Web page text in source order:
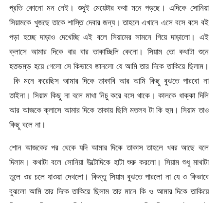
প্রতি কোনো মন নেই। শুধুই মেয়েটার কথা মনে পড়ছে। এদিকে সোনিয়া
সিয়ামকে খুজছে তাকে শাস্তি দেবার জন্য। তাহলে এখানে এসে বসে বসে বই
পড়া হচ্ছে দাড়াও দেখেচ্ছি এই বলে সিয়ামের সামনে গিয়ে দাড়ালো। এই
ক্লাসে আমার দিকে বার বার তাকাচ্ছিলি কেনো। সিয়াম তো কথাটা শুনে
হতভম্ভ হয়ে গেলো সে কিভাবে জানলো যে আমি তার দিকে তাকিয়ে ছিলাম।
কি মনে করেছিস আমার দিকে তাকাবি আর আমি কিছু বুঝতে পারবো না
তাইনা। সিয়াম কিছু না বলে মাথা নিচু করে বসে থাকে। কালকে ধাক্কা দিলি
আর আজকে ক্লাসে আমার দিকে তাকায় ছিলি মতলব টা কি হুম। সিয়াম তাও
কিছু বলে না।
শোন আজকের পর থেকে যদি আমার দিকে তাকাস তাহলে খবর আছে বলে
দিলাম। কথাটা বলে সোনিয়া উল্টোদিকে হাটা শুরু করলো। সিয়াম শুধু মাথাটা
তুলে ওর চলে যাওয়া দেখলো। কিন্তু সিয়াম বুঝতে পারলো না যে ও কিভাবে
বুঝলো আমি তার দিকে তাকিয়ে ছিলাম তার মানে কি ও আমার দিকে তাকিয়ে